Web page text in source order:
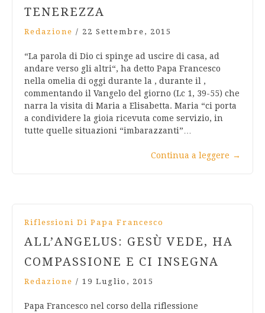
TENEREZZA
Redazione / 22 Settembre, 2015
“La parola di Dio ci spinge ad uscire di casa, ad
andare verso gli altri“, ha detto Papa Francesco
nella omelia di oggi durante la , durante il ,
commentando il Vangelo del giorno (Lc 1, 39-55) che
narra la visita di Maria a Elisabetta. Maria “ci porta
a condividere la gioia ricevuta come servizio, in
tutte quelle situazioni “imbarazzanti”…
Continua a leggere →
Riflessioni Di Papa Francesco
ALL’ANGELUS: GESÙ VEDE, HA
COMPASSIONE E CI INSEGNA
Redazione / 19 Luglio, 2015
Papa Francesco nel corso della riflessione